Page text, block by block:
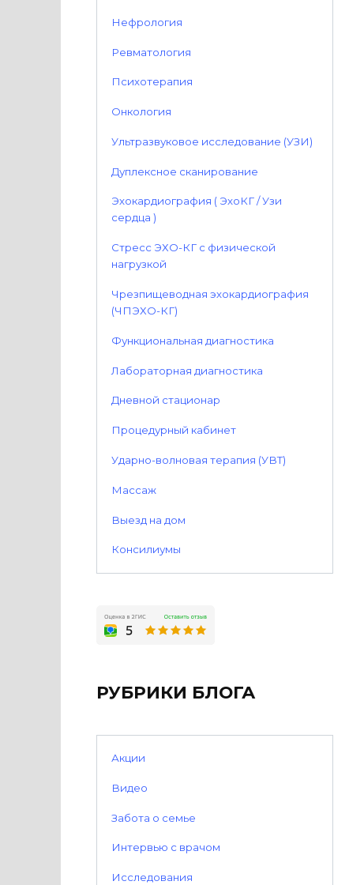
Нефрология
Ревматология
Психотерапия
Онкология
Ультразвуковое исследование (УЗИ)
Дуплексное сканирование
Эхокардиография ( ЭхоКГ / Узи
сердца )
Стресс ЭХО-КГ с физической
нагрузкой
Чрезпищеводная эхокардиография
(ЧПЭХО-КГ)
Функциональная диагностика
Лабораторная диагностика
Дневной стационар
Процедурный кабинет
Ударно-волновая терапия (УВТ)
Массаж
Выезд на дом
Консилиумы
РУБРИКИ БЛОГА
Акции
Видео
Забота о семье
Интервью с врачом
Исследования